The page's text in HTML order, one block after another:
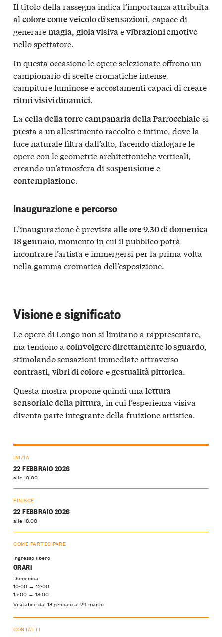
Il titolo della rassegna indica l’importanza attribuita
al colore come veicolo di sensazioni, capace di
generaremagia, gioia visivaevibrazioni emotive
nello spettatore.
In questa occasione le opere selezionate offrono un
campionario di scelte cromatiche intense,
campiture luminose e accostamenti capaci di creare
ritmi visivi dinamici.
La cella della torre campanaria della Parrocchiale si
presta a un allestimento raccolto e intimo, dove la
luce naturale filtra dall’alto, facendo dialogare le
opere con le geometrie architettoniche verticali,
creando un’atmosfera di sospensione e
contemplazione.
Inaugurazione e percorso
L’inaugurazione è prevista alle ore 9.30 di domenica
18 gennaio , momento in cui il pubblico potrà
incontrare l’artista e immergersi per la prima volta
nella gamma cromatica dell’esposizione.
Visione e significato
Le opere di Longo non si limitano a rappresentare,
ma tendono a coinvolgere direttamente lo sguardo,
stimolando sensazioni immediate attraverso
contrasti, vibri di colore egestualità pittorica.
Questa mostra propone quindi una lettura
sensoriale della pittura, in cui l’esperienza visiva
diventa parte integrante della fruizione artistica.
INIZIA
22 FEBBRAIO 2026
alle 10:00
FINISCE
22 FEBBRAIO 2026
alle 18:00
COME PARTECIPARE
Ingresso libero
ORARI
Domenica
10:00 → 12:00
15:00 → 18:00
Visitabile dal 18 gennaio al 29 marzo
CONTATTI